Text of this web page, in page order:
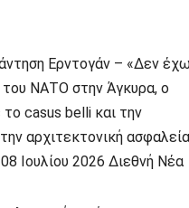
Ερντογάν – «Δεν
ΝΑΤΟ στην Άγκυρα, ο
casus belli και την
αρχιτεκτονική
Ιουλίου 2026 Διεθνή Νέα